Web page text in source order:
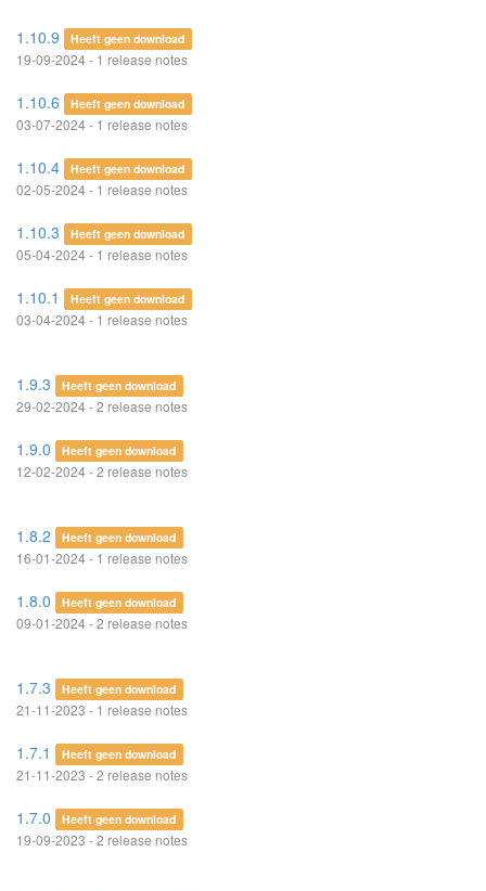
1.10.9 Heeft geen download
19-09-2024 - 1 release notes
1.10.6 Heeft geen download
03-07-2024 - 1 release notes
1.10.4 Heeft geen download
02-05-2024 - 1 release notes
1.10.3 Heeft geen download
05-04-2024 - 1 release notes
1.10.1 Heeft geen download
03-04-2024 - 1 release notes
1.9.3 Heeft geen download
29-02-2024 - 2 release notes
1.9.0 Heeft geen download
12-02-2024 - 2 release notes
1.8.2 Heeft geen download
16-01-2024 - 1 release notes
1.8.0 Heeft geen download
09-01-2024 - 2 release notes
1.7.3 Heeft geen download
21-11-2023 - 1 release notes
1.7.1 Heeft geen download
21-11-2023 - 2 release notes
1.7.0 Heeft geen download
19-09-2023 - 2 release notes